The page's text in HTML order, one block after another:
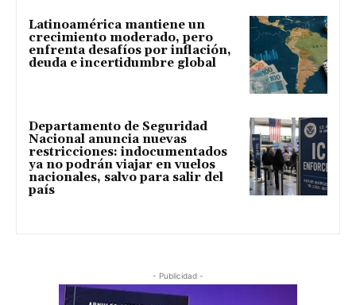
Latinoamérica mantiene un
crecimiento moderado, pero
enfrenta desafíos por inflación,
deuda e incertidumbre global
Departamento de Seguridad
Nacional anuncia nuevas
restricciones: indocumentados
ya no podrán viajar en vuelos
nacionales, salvo para salir del
país
- Publicidad -